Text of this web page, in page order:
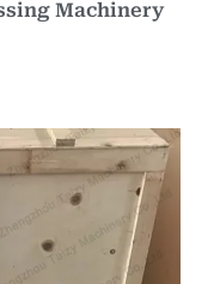
Machinery